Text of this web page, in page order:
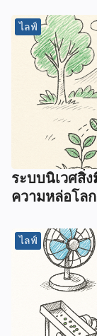
ไลฟ์
ระบบนิเวศสิ่
ความหล่อโล
ไลฟ์